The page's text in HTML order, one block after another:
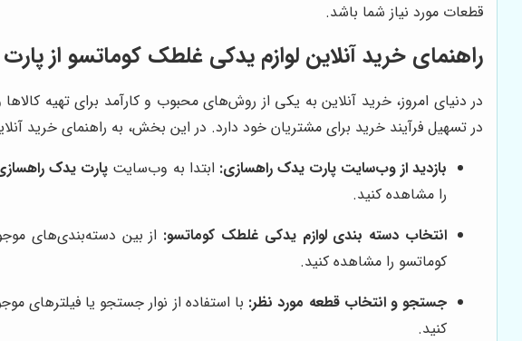
قطعات مورد نیاز شما باشد.
راهنمای خرید آنلاین لوازم یدکی غلطک کوماتسو از
در دنیای امروز، خرید آنلاین به یکی از روش‌های محبوب و کارآمد برای تهیه
در تسهیل فرآیند خرید برای مشتریان خود دارد. در این بخش، به راهنمای خرید
بازدید از وب‌سایت پارت یدک راهسازی: ابتدا به وب‌سایت پارت یدک
را مشاهده کنید.
انتخاب دسته بندی لوازم یدکی غلطک کوماتسو: از بین دسته‌بندی‌های
کوماتسو را مشاهده کنید.
جستجو و انتخاب قطعه مورد نظر: با استفاده از نوار جستجو یا فیلترهای
کنید.